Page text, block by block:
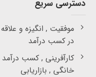
دسترسی سریع
موفقیت , انگیزه و علاقه
در کسب درآمد
کارآفرینی , کسب درآمد
خانگی , بازاریابی